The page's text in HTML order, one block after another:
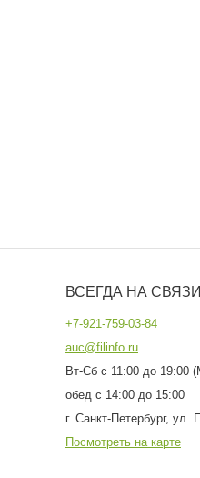
ВСЕГДА НА СВЯЗИ
+7-921-759-03-84
auc@filinfo.ru
Вт-Сб с 11:00 до 19:00
обед с 14:00 до 15:00
г. Санкт-Петербург,
Посмотреть на карте